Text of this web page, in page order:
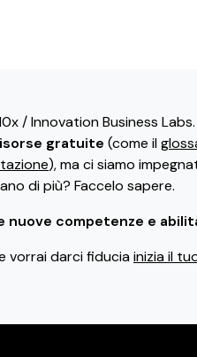
/ Innovation Business Labs.
gratuite (come il
), ma ci siamo
di più? Faccelo sapere.
nuove competenze e
vorrai darci fiduciainizia il